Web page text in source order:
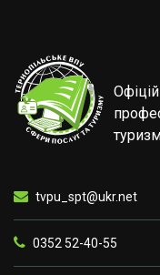
tvpu_spt@ukr.net
0352 52-40-55